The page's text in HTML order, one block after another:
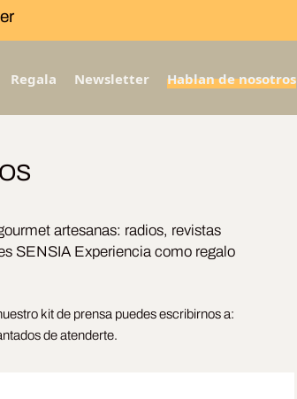
Regala Newsletter Hablan de nosotros
artesanas: radios, revistas
SENSIA Experiencia como regalo
kit de prensa puedes escribirnos a:
de atenderte.